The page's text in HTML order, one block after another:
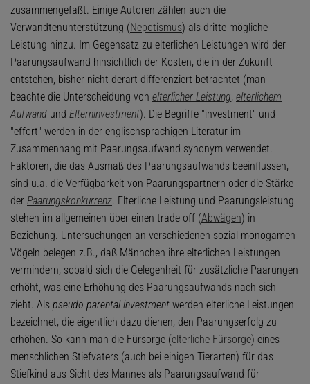
zusammengefaßt. Einige Autoren zählen auch die
Verwandtenunterstützung (Nepotismus) als dritte mögliche
Leistung hinzu. Im Gegensatz zu elterlichen Leistungen wird der
Paarungsaufwand hinsichtlich der Kosten, die in der Zukunft
entstehen, bisher nicht derart differenziert betrachtet (man
beachte die Unterscheidung von elterlicher Leistung, elterlichem
Aufwand und Elterninvestment). Die Begriffe "investment" und
"effort" werden in der englischsprachigen Literatur im
Zusammenhang mit Paarungsaufwand synonym verwendet.
Faktoren, die das Ausmaß des Paarungsaufwands beeinflussen,
sind u.a. die Verfügbarkeit von Paarungspartnern oder die Stärke
der Paarungskonkurrenz. Elterliche Leistung und Paarungsleistung
stehen im allgemeinen über einen trade off (Abwägen) in
Beziehung. Untersuchungen an verschiedenen sozial monogamen
Vögeln belegen z.B., daß Männchen ihre elterlichen Leistungen
vermindern, sobald sich die Gelegenheit für zusätzliche Paarungen
erhöht, was eine Erhöhung des Paarungsaufwands nach sich
zieht. Als pseudo parental investment werden elterliche Leistungen
bezeichnet, die eigentlich dazu dienen, den Paarungserfolg zu
erhöhen. So kann man die Fürsorge (elterliche Fürsorge) eines
menschlichen Stiefvaters (auch bei einigen Tierarten) für das
Stiefkind aus Sicht des Mannes als Paarungsaufwand für